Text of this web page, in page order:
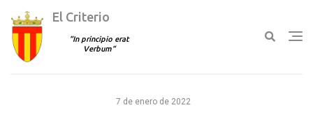
El Criterio
In principio erat
Verbum
7 de enero de 2022